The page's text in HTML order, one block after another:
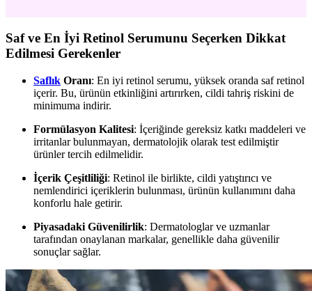
Saf ve En İyi Retinol Serumunu Seçerken Dikkat
Edilmesi Gerekenler
Saflık Oranı: En iyi retinol serumu, yüksek oranda saf retinol
içerir. Bu, ürünün etkinliğini artırırken, cildi tahriş riskini de
minimuma indirir.
Formülasyon Kalitesi: İçeriğinde gereksiz katkı maddeleri ve
irritanlar bulunmayan, dermatolojik olarak test edilmiştir
ürünler tercih edilmelidir.
İçerik Çeşitliliği: Retinol ile birlikte, cildi yatıştırıcı ve
nemlendirici içeriklerin bulunması, ürünün kullanımını daha
konforlu hale getirir.
Piyasadaki Güvenilirlik: Dermatologlar ve uzmanlar
tarafından onaylanan markalar, genellikle daha güvenilir
sonuçlar sağlar.